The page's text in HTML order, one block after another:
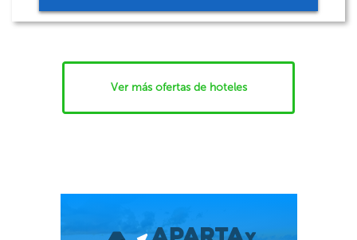
Ver más ofertas de hoteles